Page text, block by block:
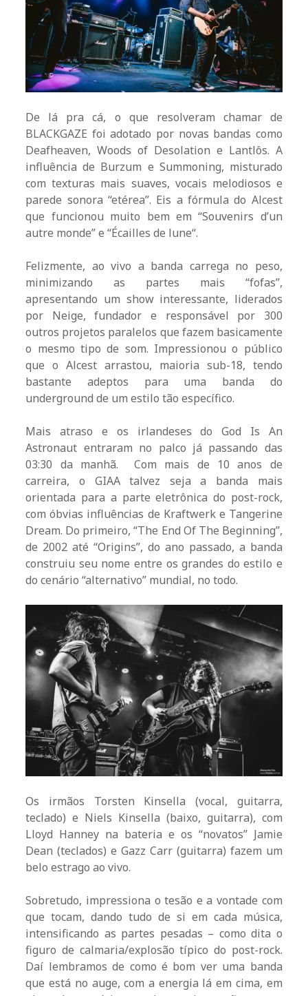
De lá pra cá, o que resolveram chamar de
BLACKGAZE foi adotado por novas bandas como
Deafheaven, Woods of Desolation e Lantlôs. A
influência de Burzum e Summoning, misturado
com texturas mais suaves, vocais melodiosos e
parede sonora “etérea”. Eis a fórmula do Alcest
que funcionou muito bem em “Souvenirs d’un
autre monde” e “Écailles de lune“.
Felizmente, ao vivo a banda carrega no peso,
minimizando as partes mais “fofas”,
apresentando um show interessante, liderados
por Neige, fundador e responsável por 300
outros projetos paralelos que fazem basicamente
o mesmo tipo de som. Impressionou o público
que o Alcest arrastou, maioria sub-18, tendo
bastante adeptos para uma banda do
underground de um estilo tão específico.
Mais atraso e os irlandeses do God Is An
Astronaut entraram no palco já passando das
03:30 da manhã. Com mais de 10 anos de
carreira, o GIAA talvez seja a banda mais
orientada para a parte eletrônica do post-rock,
com óbvias influências de Kraftwerk e Tangerine
Dream. Do primeiro, “The End Of The Beginning”,
de 2002 até “Origins”, do ano passado, a banda
construiu seu nome entre os grandes do estilo e
do cenário “alternativo” mundial, no todo.
Os irmãos Torsten Kinsella (vocal, guitarra,
teclado) e Niels Kinsella (baixo, guitarra), com
Lloyd Hanney na bateria e os “novatos” Jamie
Dean (teclados) e Gazz Carr (guitarra) fazem um
belo estrago ao vivo.
Sobretudo, impressiona o tesão e a vontade com
que tocam, dando tudo de si em cada música,
intensificando as partes pesadas – como dita o
figuro de calmaria/explosão típico do post-rock.
Daí lembramos de como é bom ver uma banda
que está no auge, com a energia lá em cima, em